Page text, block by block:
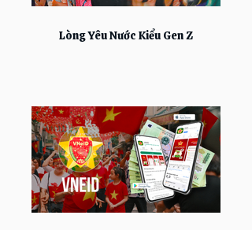
Lòng Yêu Nước Kiểu Gen Z